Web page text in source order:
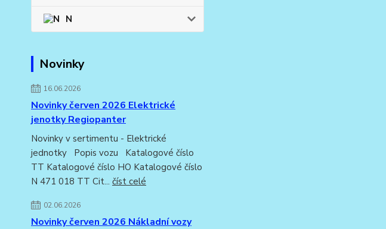
N
Novinky
16.06.2026
Novinky červen 2026 Elektrické
jenotky Regiopanter
Novinky v sertimentu - Elektrické
jednotky Popis vozu Katalogové číslo
TT Katalogové číslo HO Katalogové číslo
N 471 018 TT Cit... číst celé
02.06.2026
Novinky červen 2026 Nákladní vozy